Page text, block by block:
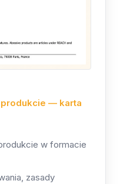
— karta
w formacie
zasady